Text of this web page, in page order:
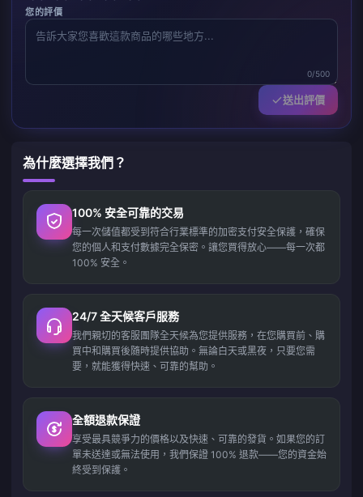
您的評價
0/500
送出評價
為什麼選擇我們？
100% 安全可靠的交易
每一次儲值都受到符合行業標準的加密支付安全保護，確保
您的個人和支付數據完全保密。讓您買得放心——每一次都
100% 安全。
24/7 全天候客戶服務
我們親切的客服團隊全天候為您提供服務，在您購買前、購
買中和購買後隨時提供協助。無論白天或黑夜，只要您需
要，就能獲得快速、可靠的幫助。
全額退款保證
享受最具競爭力的價格以及快速、可靠的發貨。如果您的訂
單未送達或無法使用，我們保證 100% 退款——您的資金始
終受到保護。